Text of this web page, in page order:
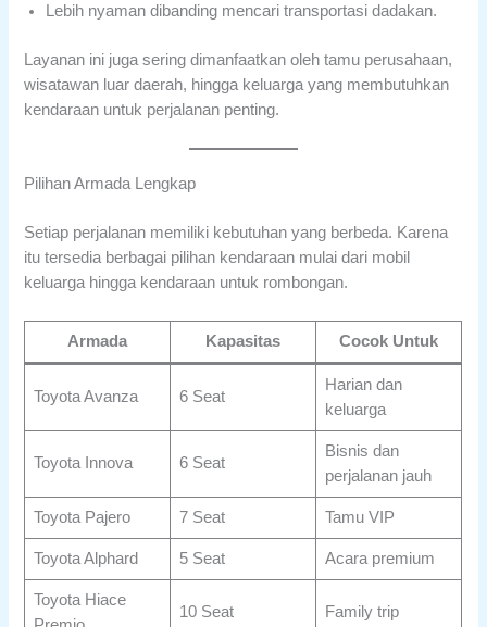
Lebih nyaman dibanding mencari transportasi dadakan.
Layanan ini juga sering dimanfaatkan oleh tamu perusahaan,
wisatawan luar daerah, hingga keluarga yang membutuhkan
kendaraan untuk perjalanan penting.
Pilihan Armada Lengkap
Setiap perjalanan memiliki kebutuhan yang berbeda. Karena
itu tersedia berbagai pilihan kendaraan mulai dari mobil
keluarga hingga kendaraan untuk rombongan.
Armada Kapasitas Cocok Untuk
Toyota Avanza 6 Seat
Harian dan
keluarga
Toyota Innova 6 Seat
Bisnis dan
perjalanan jauh
Toyota Pajero 7 Seat Tamu VIP
Toyota Alphard 5 Seat Acara premium
Toyota Hiace
10 Seat Family trip